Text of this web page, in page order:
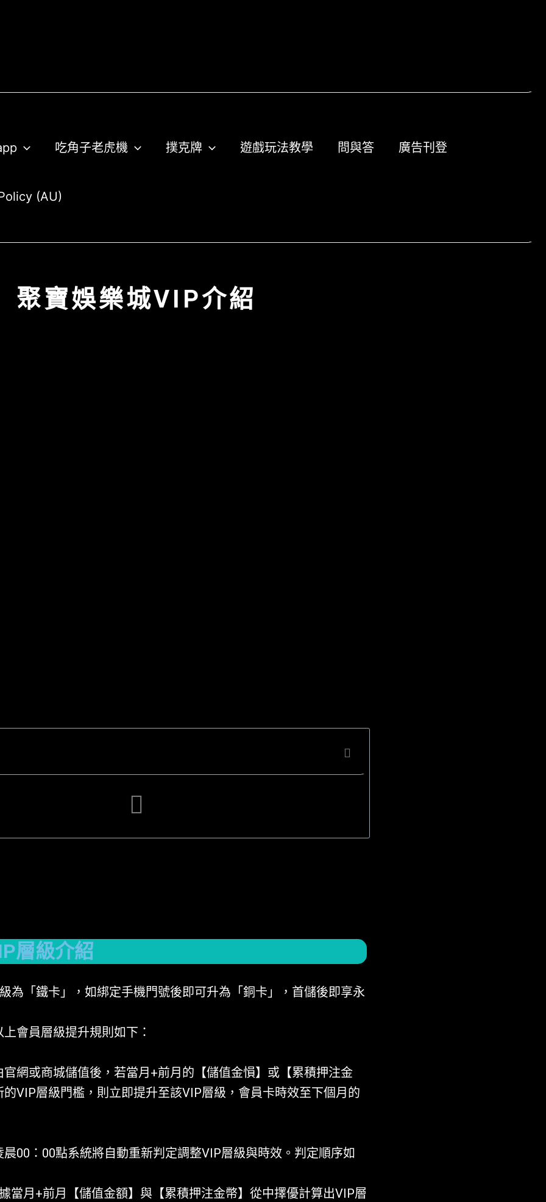
吃角子老虎機 撲克牌 遊戲玩法教學 問與答 廣告刊登
(AU)
聚寶娛樂城VIP介紹
層級介紹
為「鐵卡」，如綁定手機門號後即可升為「銅卡」，首儲後即享永
會員層級提升規則如下：
官網或商城儲值後，若當月+前月的【儲值金愪】或【累積押注金
的VIP層級門檻，則立即提升至該VIP層級，會員卡時效至下個月的
00：00點系統將自動重新判定調整VIP層級與時效。判定順序如
當月+前月【儲值金額】與【累積押注金幣】從中擇優計算出VIP層